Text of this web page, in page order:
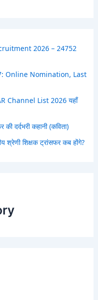
2026 – 24752
Online Nomination, Last
Channel List 2026 यहाँ
दर्दभरी कहानी (कविता)
शिक्षक ट्रांसफर कब होंगे?